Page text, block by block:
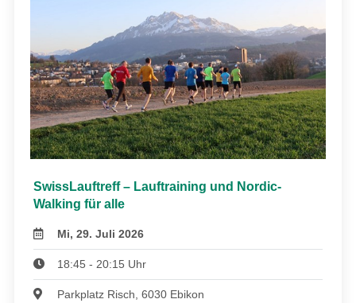
SwissLauftreff – Lauftraining und Nordic-
Walking für alle
Mi, 29. Juli 2026
18:45 - 20:15 Uhr
Parkplatz Risch, 6030 Ebikon